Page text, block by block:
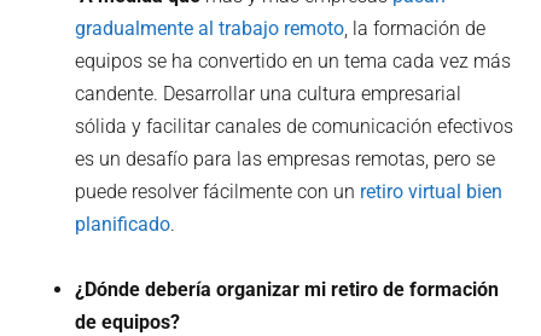
gradualmente al trabajo remoto, la formación de
equipos se ha convertido en un tema cada vez más
candente. Desarrollar una cultura empresarial
sólida y facilitar canales de comunicación efectivos
es un desafío para las empresas remotas, pero se
puede resolver fácilmente con un retiro virtual bien
planificado.
¿Dónde debería organizar mi retiro de formación
de equipos?